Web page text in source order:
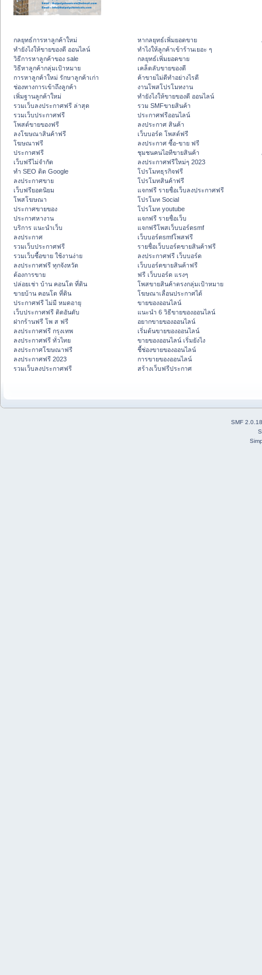
กลยุทธ์การหาลูกค้าใหม่
ทํายังไงให้ขายของดี ออนไลน์
วิธีการหาลูกค้าของ sale
วิธีหาลูกค้ากลุ่มเป้าหมาย
การหาลูกค้าใหม่ รักษาลูกค้าเก่า
ช่องทางการเข้าถึงลูกค้า
เพิ่มฐานลูกค้าใหม่
รวมเว็บลงประกาศฟรี ล่าสุด
รวมเว็บประกาศฟรี
โพสต์ขายของฟรี
ลงโฆษณาสินค้าฟรี
โฆษณาฟรี
ประกาศฟรี
เว็บฟรีไม่จำกัด
ทำ SEO ติด Google
ลงประกาศขาย
เว็บฟรียอดนิยม
โพสโฆษณา
ประกาศขายของ
ประกาศหางาน
บริการ แนะนำเว็บ
ลงประกาศ
รวมเว็บประกาศฟรี
รวมเว็บซื้อขาย ใช้งานง่าย
ลงประกาศฟรี ทุกจังหวัด
ต้องการขาย
ปล่อยเช่า บ้าน คอนโด ที่ดิน
ขายบ้าน คอนโด ที่ดิน
ประกาศฟรี ไม่มี หมดอายุ
เว็บประกาศฟรี ติดอันดับ
ฝากร้านฟรี โพ ส ฟรี
ลงประกาศฟรี กรุงเทพ
ลงประกาศฟรี ทั่วไทย
ลงประกาศโฆษณาฟรี
ลงประกาศฟรี 2023
รวมเว็บลงประกาศฟรี
หากลยุทธ์เพิ่มยอดขาย
ทําไงให้ลูกค้าเข้าร้านเยอะ ๆ
กลยุทธ์เพิ่มยอดขาย
เคล็ดลับขายของดี
ค้าขายไม่ดีทำอย่างไรดี
งานโพสโปรโมทงาน
ทํายังไงให้ขายของดี ออนไลน์
รวม SMFขายสินค้า
ประกาศฟรีออนไลน์
ลงประกาศ สินค้า
เว็บบอร์ด โพสต์ฟรี
ลงประกาศ ซื้อ-ขาย ฟรี
ชุมชนคนไอทีขายสินค้า
ลงประกาศฟรีใหม่ๆ 2023
โปรโมทธุรกิจฟรี
โปรโมทสินค้าฟรี
แจกฟรี รายชื่อเว็บลงประกาศฟรี
โปรโมท Social
โปรโมท youtube
แจกฟรี รายชื่อเว็บ
แจกฟรีโพสเว็บบอร์ดsmf
เว็บบอร์ดsmfโพสฟรี
รายชื่อเว็บบอร์ดขายสินค้าฟรี
ลงประกาศฟรี เว็บบอร์ด
เว็บบอร์ดขายสินค้าฟรี
ฟรี เว็บบอร์ด แรงๆ
โพสขายสินค้าตรงกลุ่มเป้าหมาย
โฆษณาเลื่อนประกาศได้
ขายของออนไลน์
แนะนำ 6 วิธีขายของออนไลน์
อยากขายของออนไลน์
เริ่มต้นขายของออนไลน์
ขายของออนไลน์ เริ่มยังไง
ชี้ช่องขายของออนไลน์
การขายของออนไลน์
สร้างเว็บฟรีประกาศ
SMF 2.0.18